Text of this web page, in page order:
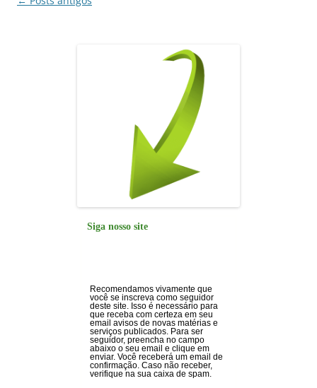
Siga nosso site
Recomendamos vivamente que
você se inscreva como seguidor
deste site. Isso é necessário para
que receba com certeza em seu
email avisos de novas matérias e
serviços publicados. Para ser
seguidor, preencha no campo
abaixo o seu email e clique em
enviar. Você receberá um email de
confirmação. Caso não receber,
verifique na sua caixa de spam.